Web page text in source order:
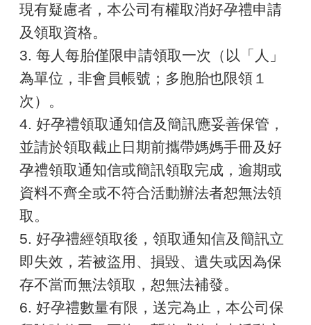
現有疑慮者，本公司有權取消好孕禮申請
及領取資格。
3. 每人每胎僅限申請領取一次（以「人」
為單位，非會員帳號；多胞胎也限領１
次）。
4. 好孕禮領取通知信及簡訊應妥善保管，
並請於領取截止日期前攜帶媽媽手冊及好
孕禮領取通知信或簡訊領取完成，逾期或
資料不齊全或不符合活動辦法者恕無法領
取。
5. 好孕禮經領取後，領取通知信及簡訊立
即失效，若被盜用、損毀、遺失或因為保
存不當而無法領取，恕無法補發。
6. 好孕禮數量有限，送完為止，本公司保